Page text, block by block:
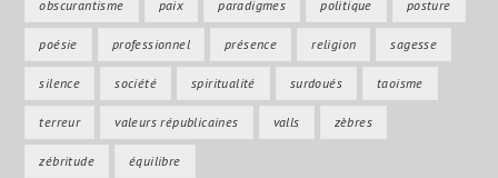
obscurantisme paix paradigmes politique posture
poésie professionnel présence religion sagesse
silence société spiritualité surdoués taoisme
terreur valeurs républicaines valls zèbres
zébritude équilibre